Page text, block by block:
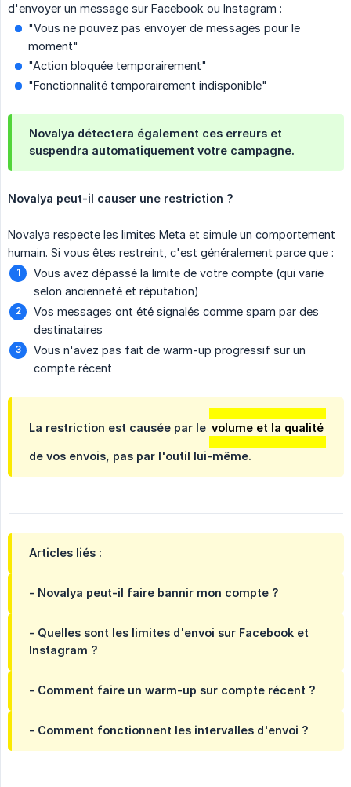
d'envoyer un message sur Facebook ou Instagram :
"Vous ne pouvez pas envoyer de messages pour le
moment"
"Action bloquée temporairement"
"Fonctionnalité temporairement indisponible"
Novalya détectera également ces erreurs et
suspendra automatiquement votre campagne.
Novalya peut-il causer une restriction ?
Novalya respecte les limites Meta et simule un comportement
humain. Si vous êtes restreint, c'est généralement parce que :
Vous avez dépassé la limite de votre compte (qui varie
selon ancienneté et réputation)
Vos messages ont été signalés comme spam par des
destinataires
Vous n'avez pas fait de warm-up progressif sur un
compte récent
La restriction est causée par le volume et la qualité
de vos envois, pas par l'outil lui-même.
Articles liés :
- Novalya peut-il faire bannir mon compte ?
- Quelles sont les limites d'envoi sur Facebook et
Instagram ?
- Comment faire un warm-up sur compte récent ?
- Comment fonctionnent les intervalles d'envoi ?